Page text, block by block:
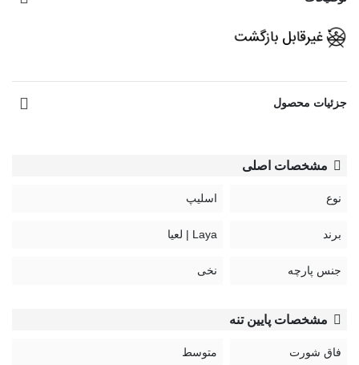
جزئیات محصول
مشخصات اصلی
نوع اسلیپ
برند Laya | لعیا
جنس پارچه نخی
مشخصات پایین تنه
فاق شورت متوسط